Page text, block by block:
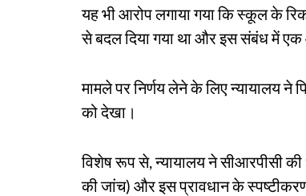
यह भी आरोप लगाया गया कि स्कूल के
से बदल दिया गया था और इस संबंध में एक
मामले पर निर्णय लेने के लिए न्यायालय ने
को देखा।
विशेष रूप से, न्यायालय ने सीआरपीसी
की जांच) और इस प्रावधान के